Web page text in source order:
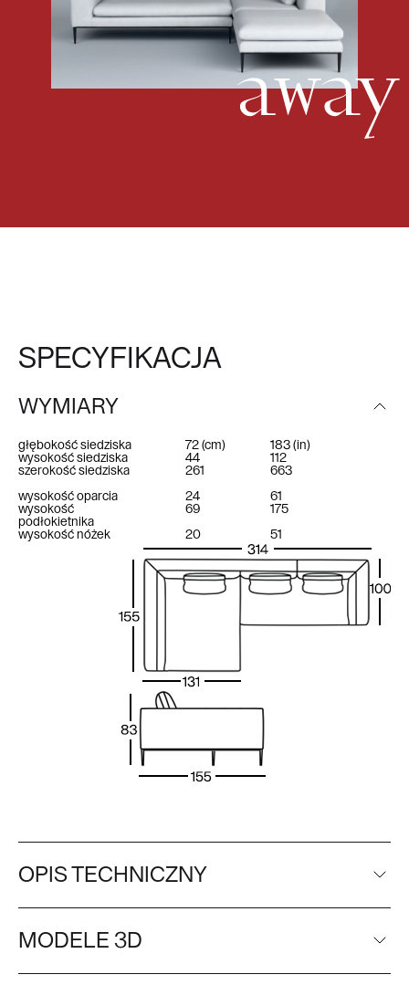
SPECYFIKACJA
WYMIARY
głębokość siedziska 72 (cm) 183 (in)
wysokość siedziska
44
112
szerokość siedziska
261
663
wysokość oparcia
24
61
wysokość
podłokietnika
69
175
wysokość nóżek
20 51
OPIS TECHNICZNY
MODELE 3D